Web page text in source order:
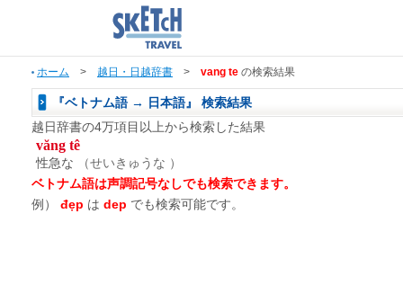
ホーム > 越日・日越辞書 > vang te の検索結果
『ベトナム語 → 日本語』 検索結果
越日辞書の4万項目以上から検索した結果
văng tê
性急な （せいきゅうな ）
ベトナム語は声調記号なしでも検索できます。
例）
đẹp は dep でも検索可能です。